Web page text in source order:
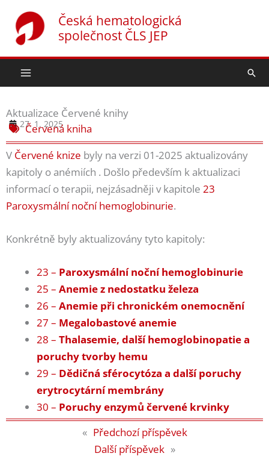
obsah
Česká hematologická
společnost ČLS JEP
Aktualizace Červené knihy
27. 1. 2025
Červená kniha
V Červené knize byly na verzi 01-2025 aktualizovány
kapitoly o anémiích . Došlo především k aktualizaci
informací o terapii, nejzásadněji v kapitole 23
Paroxysmální noční hemoglobinurie.
Konkrétně byly aktualizovány tyto kapitoly:
23 – Paroxysmální noční hemoglobinurie
25 – Anemie z nedostatku železa
26 – Anemie při chronickém onemocnění
27 – Megalobastové anemie
28 – Thalasemie, další hemoglobinopatie a
poruchy tvorby hemu
29 – Dědičná sférocytóza a další poruchy
erytrocytární membrány
30 – Poruchy enzymů červené krvinky
« Předchozí příspěvek
Další příspěvek »